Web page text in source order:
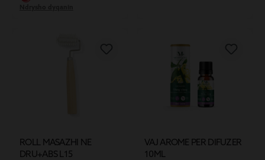
ROLL MASAZHI NE
DRU+ABS L15
VAJ AROME PER DIFUZER
10ML